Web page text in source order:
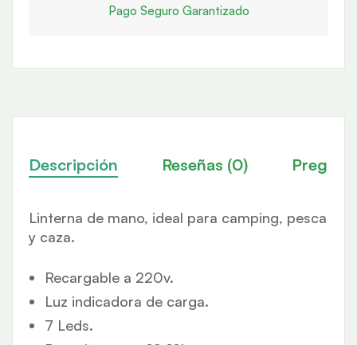
Pago Seguro Garantizado
Descripción Reseñas (0)
Linterna de mano, ideal para camping, pesca
y caza.
Recargable a 220v.
Luz indicadora de carga.
7 Leds.